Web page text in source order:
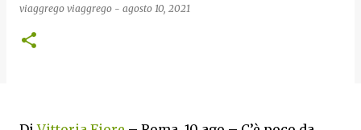
viaggrego viaggrego - agosto 10, 2021